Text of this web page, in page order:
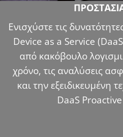
Ενισχύστε τις
Device as a Service
από κακόβουλο
χρόνο, τις αναλύσεις
και την εξειδικευμένη
DaaS